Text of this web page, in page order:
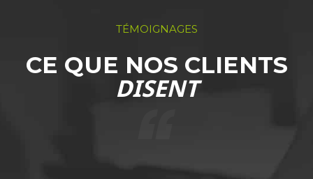
TÉMOIGNAGES
CE QUE NOS CLIENTS
DISENT